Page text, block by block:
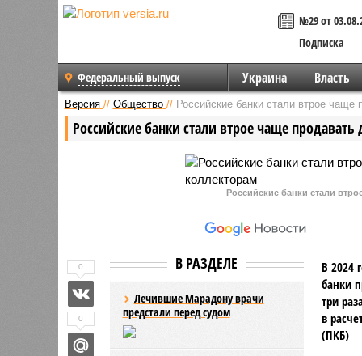
№29 от
Подписка
Федеральный выпуск Украина Власть
Версия // Общество // Российские банки стали втрое чаще
Российские банки стали втрое чаще
Российские банки стали
В РАЗДЕЛЕ
Лечившие Марадону врачи
предстали перед судом
В 2024
банки
три
в
(ПКБ)
0
0